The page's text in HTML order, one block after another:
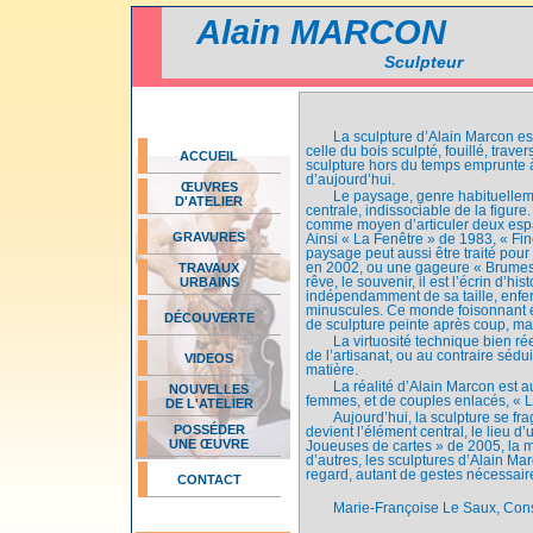
Alain MARCON
Sculpteur
ACCUEIL
ŒUVRES
D'ATELIER
GRAVURES
TRAVAUX
URBAINS
DÉCOUVERTE
VIDEOS
NOUVELLES
DE L'ATELIER
POSSÉDER
UNE ŒUVRE
CONTACT
La sculpture d’Alain Marcon
celle du bois sculpté, fouillé,
sculpture hors du temps
d’aujourd’hui.
Le paysage, genre
centrale, indissociable de la
comme moyen d’articuler deux
Ainsi « La Fenêtre » de 1983, «
paysage peut aussi être traité
en 2002, ou une gageure «
rêve, le souvenir, il est l’écrin
indépendamment de sa taille,
minuscules. Ce monde foisonnant
de sculpture peinte après coup,
La virtuosité technique bien
de l’artisanat, ou au contraire
matière.
La réalité d’Alain Marcon est
femmes, et de couples enlacés, «
Aujourd’hui, la sculpture se
devient l’élément central, le lieu
Joueuses de cartes » de 2005, la
d’autres, les sculptures d’Alain
regard, autant de gestes
Marie-Françoise Le Saux,